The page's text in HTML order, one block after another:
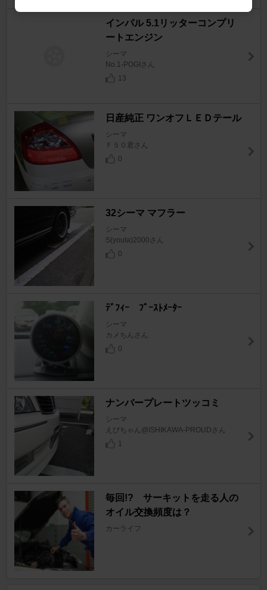
インパル 5.1リッターコンプリ
ートエンジン
シーマ
No.1-POGIさん
13
日産純正 ワンオフＬＥＤテール
シーマ
Ｆ５０君さん
0
32シーマ マフラー
シーマ
S(youta)2000さん
0
ﾃﾞﾌｨｰ ﾌﾞｰｽﾄﾒｰﾀｰ
シーマ
カメちんさん
0
ナンバープレートツッコミ
シーマ
えびちゃん@ISHIKAWA-PROUDさん
1
毎回!? サーキットを走る人の
オイル交換頻度は？
カーライフ